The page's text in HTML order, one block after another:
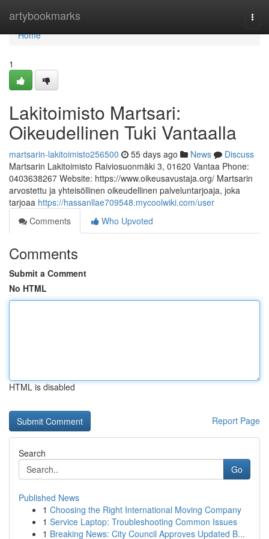
artybookmarks
Home
Home
1
Lakitoimisto Martsari:
Oikeudellinen Tuki Vantaalla
martsarin-lakitoimisto256500 55 days ago News
Discuss
Martsarin Lakitoimisto Raiviosuonmäki 3, 01620 Vantaa Phone:
0403638267 Website: https://www.oikeusavustaja.org/ Martsarin
arvostettu ja yhteisöllinen oikeudellinen palveluntarjoaja, joka
tarjoaa https://hassanllae709548.mycoolwiki.com/user
Comments
Who Upvoted
Comments
Submit a Comment
No HTML
HTML is disabled
Report Page
Search
Go
Published News
1 Choosing the Right International Moving Company
1 Service Laptop: Troubleshooting Common Issues
1 Breaking News: City Council Approves Updated B...